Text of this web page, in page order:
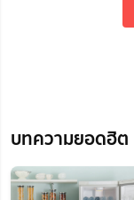
บทความยอดฮิต